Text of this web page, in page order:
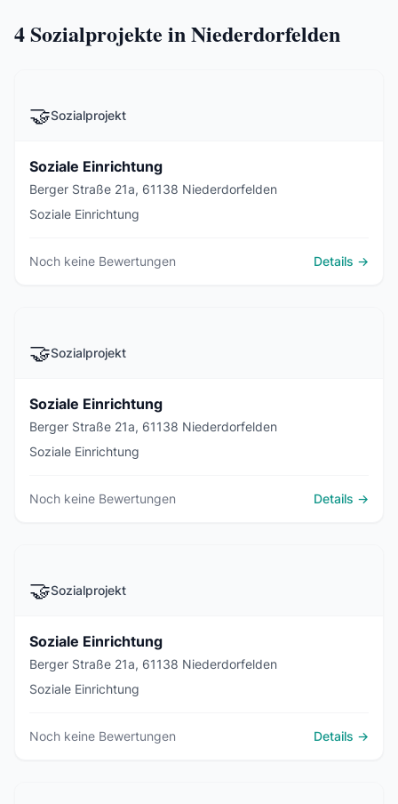
4Sozialprojekte in Niederdorfelden
🤝Sozialprojekt
Soziale Einrichtung
Berger Straße 21a, 61138 Niederdorfelden
Soziale Einrichtung
Noch keine Bewertungen Details →
🤝Sozialprojekt
Soziale Einrichtung
Berger Straße 21a, 61138 Niederdorfelden
Soziale Einrichtung
Noch keine Bewertungen Details →
🤝Sozialprojekt
Soziale Einrichtung
Berger Straße 21a, 61138 Niederdorfelden
Soziale Einrichtung
Noch keine Bewertungen Details →